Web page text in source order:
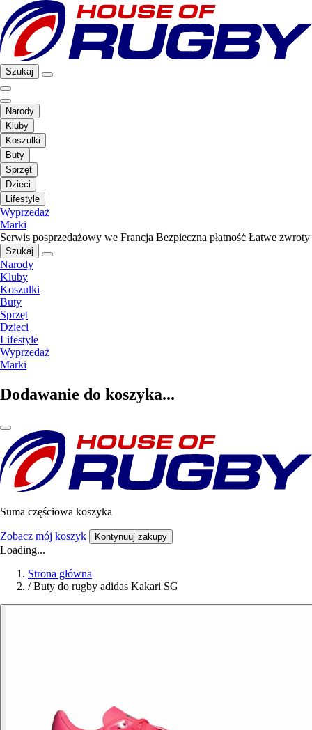
Szukaj
Narody
Kluby
Koszulki
Buty
Sprzęt
Dzieci
Lifestyle
Wyprzedaż
Marki
Serwis posprzedażowy we Francja Bezpieczna płatność Łatwe zwroty
Szukaj
Narody
Kluby
Koszulki
Buty
Sprzęt
Dzieci
Lifestyle
Wyprzedaż
Marki
Dodawanie do koszyka...
Suma częściowa koszyka
Zobacz mój koszyk Kontynuuj zakupy
Loading...
Strona główna
/ Buty do rugby adidas Kakari SG